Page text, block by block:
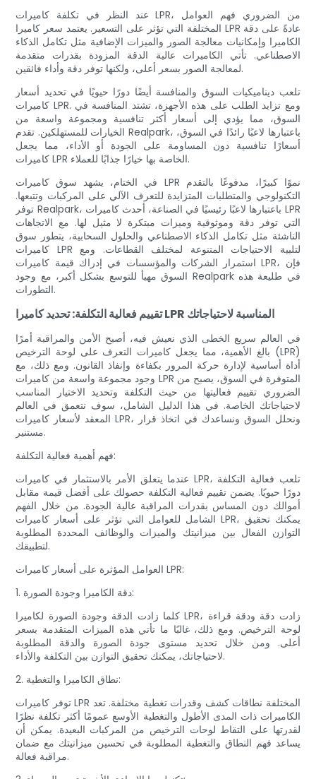
عند النظر في تكلفة كاميرات LPR، من الضروري فهم العوامل
المختلفة التي تؤثر على التسعير. يعتمد سعر كاميرا LPR عادةً على دقة
الكاميرا وإمكانيات معالجة الصور والميزات الإضافية مثل تكامل الذكاء
الاصطناعي. تأتي الكاميرات عالية الدقة المزودة بقدرات متقدمة
لمعالجة الصور بسعر أعلى، ولكنها توفر دقة وأداء فائقين.
تلعب ديناميكيات السوق والمنافسة أيضًا دورًا حيويًا في تحديد أسعار
كاميرات LPR. ومع تزايد الطلب على هذه الأجهزة، تشتد المنافسة في
السوق، مما يؤدي إلى أسعار أكثر تنافسية ومجموعة واسعة من
الخيارات للمستهلكين. تقدم Realpark، باعتبارها لاعبًا رائدًا في السوق،
أسعارًا تنافسية دون المساومة على الجودة أو الأداء، مما يجعل
كاميرات LPR الخاصة بها خيارًا جذابًا للعملاء.
في الختام، يشهد سوق كاميرات LPR نموًا كبيرًا، مدفوعًا بالتقدم
التكنولوجي والمتطلبات المتزايدة للتعرف الآلي على المركبات وتتبعها.
توفر Realpark، باعتبارها لاعبًا رئيسيًا في الصناعة، أحدث كاميرات LPR
التي توفر دقة وموثوقية وميزات مبتكرة لا مثيل لها. مع الاتجاهات
الناشئة مثل تكامل الذكاء الاصطناعي والحلول السحابية، يتطور سوق
كاميرات LPR لتلبية الاحتياجات المتنوعة لمختلف القطاعات. ومع
استمرار الشركات والمؤسسات في إدراك قيمة كاميرات LPR، فإن
السوق مهيأ للتوسع بشكل أكبر، مع وجود Realpark في طليعة هذه
التطورات.
تقييم فعالية التكلفة: تحديد كاميرا LPR المناسبة لاحتياجاتك
في العالم سريع الخطى الذي نعيش فيه، أصبح الأمن والمراقبة أمرًا
بالغ الأهمية، مما يجعل كاميرات التعرف على لوحة الترخيص (LPR)
أداة أساسية لإدارة حركة المرور بكفاءة وإنفاذ القانون. ومع ذلك، مع
وجود مجموعة واسعة من كاميرات LPR المتوفرة في السوق، يصبح من
الضروري تقييم فعاليتها من حيث التكلفة وتحديد الاختيار المناسب
لاحتياجاتك الخاصة. في هذا الدليل الشامل، سوف نتعمق في العالم
المعقد لأسعار كاميرات LPR، ونحلل السوق ونساعدك في اتخاذ قرار
مستنير.
فهم أهمية فعالية التكلفة:
عندما يتعلق الأمر بالاستثمار في كاميرات LPR، تلعب فعالية التكلفة
دورًا حيويًا. يضمن تقييم فعالية التكلفة حصولك على أفضل قيمة مقابل
أموالك دون المساس بقدرات المراقبة عالية الجودة. من خلال الفهم
الشامل للعوامل التي تؤثر على أسعار كاميرات LPR، يمكنك تحقيق
التوازن الفعال بين ميزانيتك والميزات والوظائف المحددة المطلوبة
لتطبيقك.
العوامل المؤثرة على أسعار كاميرات LPR:
1. دقة الكاميرا وجودة الصورة:
كلما زادت الدقة وجودة الصورة لكاميرا LPR، زادت دقة ودقة قراءة
لوحة الترخيص. ومع ذلك، غالبًا ما تأتي هذه الميزات المتقدمة بسعر
أعلى. ومن خلال تحديد مستوى جودة الصورة والدقة المطلوبة
لاحتياجاتك، يمكنك تحقيق التوازن بين التكلفة والأداء.
2. نطاق الكاميرا والتغطية:
توفر كاميرات LPR المختلفة نطاقات كشف وقدرات تغطية مختلفة. تعد
الكاميرات ذات المدى الأطول والتغطية الأوسع عمومًا أكثر تكلفة نظرًا
لقدرتها على التقاط لوحات الترخيص من المركبات البعيدة. يمكن أن
يساعد فهم النطاق والتغطية المطلوبة في تحسين ميزانيتك مع ضمان
مراقبة فعالة.